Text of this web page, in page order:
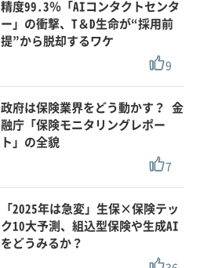
精度99.3％「AIコンタクトセンタ
ー」の衝撃、T＆D生命が“採用前
提”から脱却するワケ
9
政府は保険業界をどう動かす？ 金
融庁「保険モニタリングレポー
ト」の全貌
7
「2025年は急変」生保×保険テッ
ク10大予測、組込型保険や生成AI
をどうみるか？